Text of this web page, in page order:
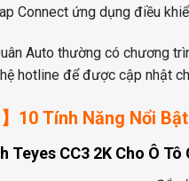
Connect ứng dụng điều
Auto thường có chương
hotline để được cập nhật
10 Tính Năng Nổi